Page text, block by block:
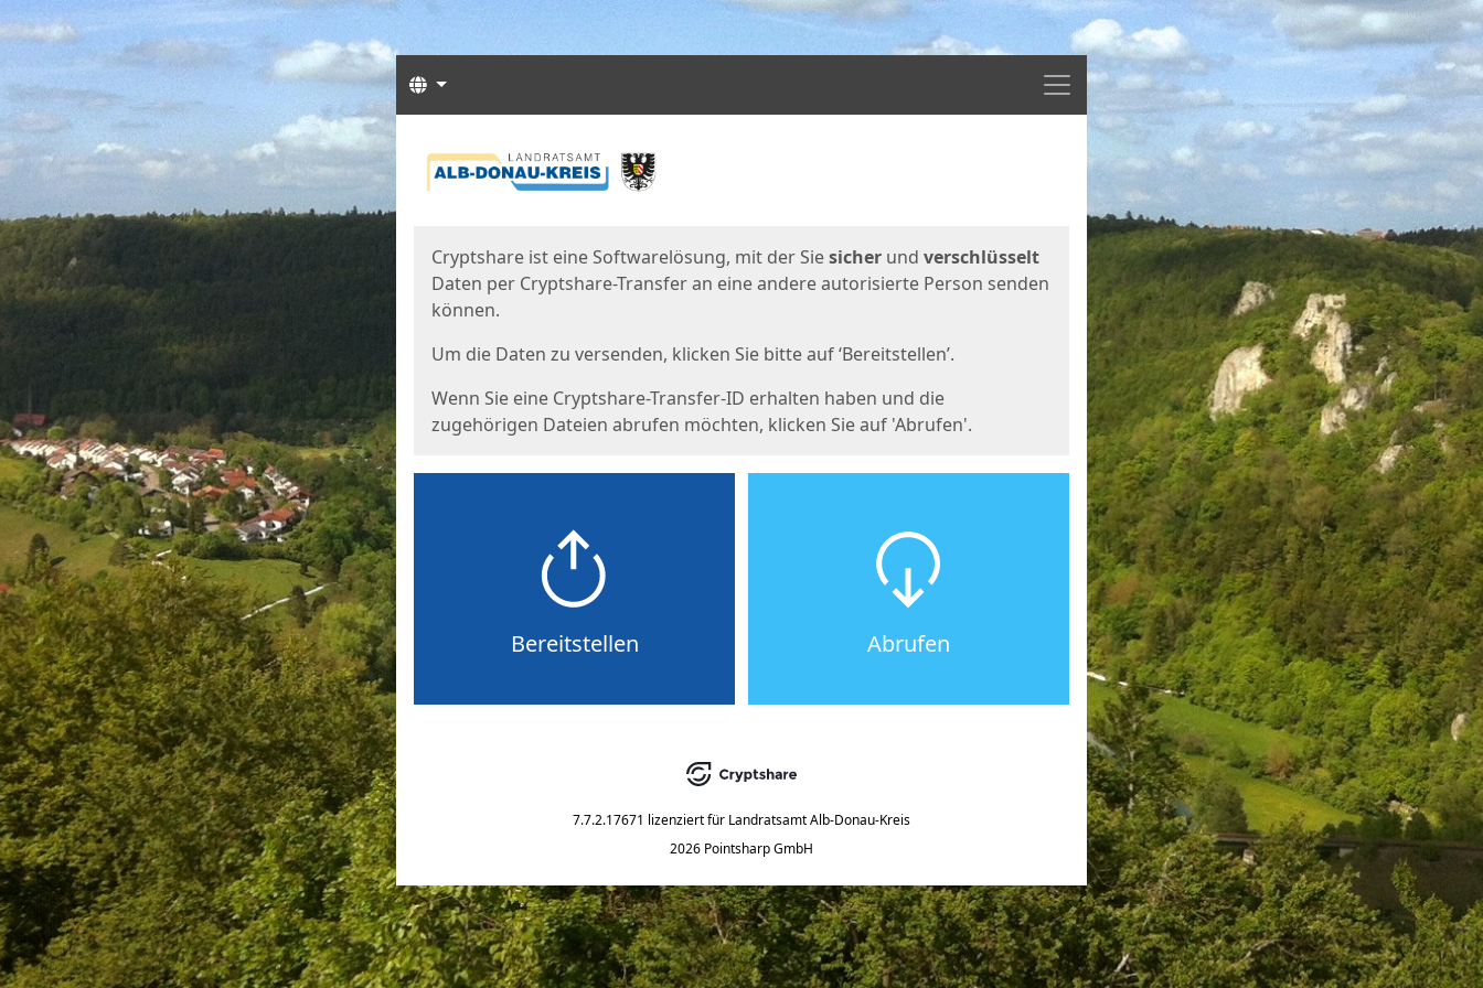
Menü
Sprachen
Cryptshare ist eine Softwarelösung, mit der Siesicher und verschlüsselt
Daten per Cryptshare-Transfer an eine andere autorisierte Person senden
können.
Um die Daten zu versenden, klicken Sie bitte auf ‘Bereitstellen’.
Wenn Sie eine Cryptshare-Transfer-ID erhalten haben und die
zugehörigen Dateien abrufen möchten, klicken Sie auf 'Abrufen'.
Bereitstellen Abrufen
7.7.2.17671 lizenziert für Landratsamt Alb-Donau-Kreis
2026 Pointsharp GmbH